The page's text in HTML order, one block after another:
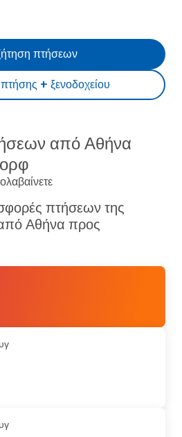
+ ξενοδοχείου
πτήσεων
από Αθήνα
πτήσεων της
Αθήνα προς